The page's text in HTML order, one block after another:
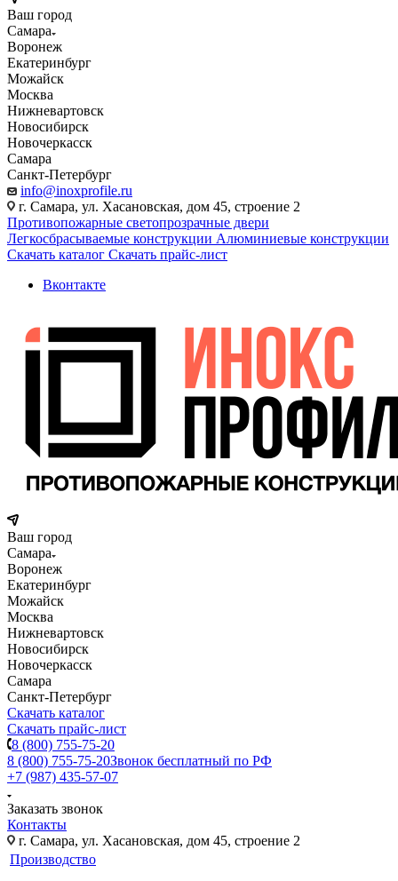
Ваш город
Самара
Воронеж
Екатеринбург
Можайск
Москва
Нижневартовск
Новосибирск
Новочеркасск
Самара
Санкт-Петербург
info@inoxprofile.ru
г. Самара, ул. Хасановская, дом 45, строение 2
Противопожарные светопрозрачные двери
Легкосбрасываемые конструкции Алюминиевые конструкции
Скачать каталог Скачать прайс-лист
Вконтакте
Ваш город
Самара
Воронеж
Екатеринбург
Можайск
Москва
Нижневартовск
Новосибирск
Новочеркасск
Самара
Санкт-Петербург
Скачать каталог
Скачать прайс-лист
8 (800) 755-75-20
8 (800) 755-75-20Звонок бесплатный по РФ
+7 (987) 435-57-07
Заказать звонок
Контакты
г. Самара, ул. Хасановская, дом 45, строение 2
Производство